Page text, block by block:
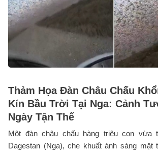
Thảm Họa Đàn Châu Chấu
Kín Bầu Trời Tại Nga: Cảnh
Ngày Tận Thế
Một đàn châu chấu hàng triệu con vừa
Dagestan (Nga), che khuất ánh sáng mặt